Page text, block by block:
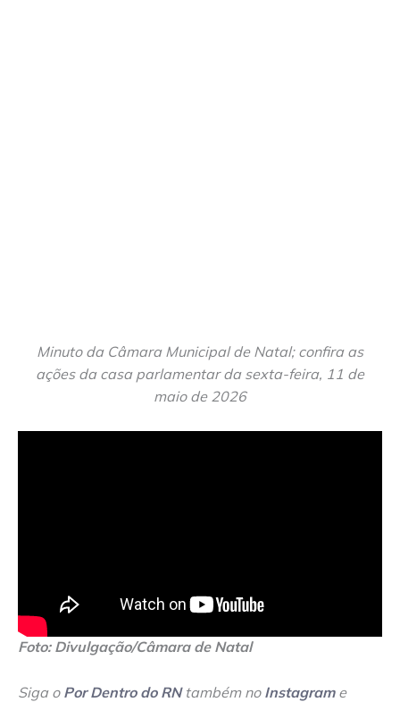
Minuto da Câmara Municipal de Natal; confira as
ações da casa parlamentar da sexta-feira, 11 de
maio de 2026
Foto: Divulgação/Câmara de Natal
Siga o Por Dentro do RNtambém no Instagrame